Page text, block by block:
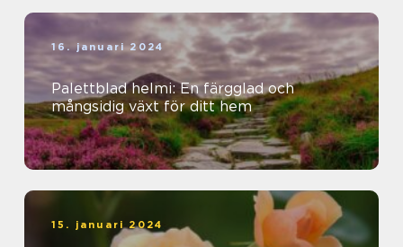
16. januari 2024
Palettblad helmi: En färgglad och
mångsidig växt för ditt hem
15. januari 2024